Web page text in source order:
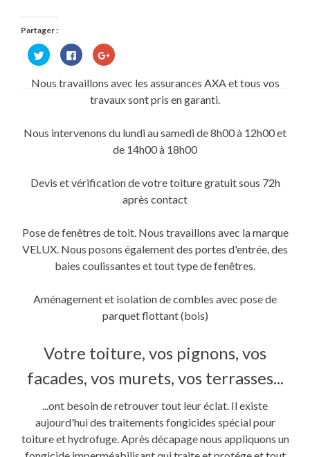
Partager :
Cliquez
pour
partager
Twitter(ouvre
Cliquez
pour
partager
sur
Facebook(ouvre
dans
une
Cliquez
pour
Google+
dans
fenêtre)
Nous travaillons avec les assurances AXA et tous vos
travaux sont pris en garanti.
Nous intervenons du lundi au samedi de 8h00 à 12h00 et
de 14h00 à 18h00
Devis et vérification de votre toiture gratuit sous 72h
après contact
Pose de fenêtres de toit. Nous travaillons avec la marque
VELUX. Nous posons également des portes d'entrée, des
baies coulissantes et tout type de fenêtres.
Aménagement et isolation de combles avec pose de
parquet flottant (bois)
Votre toiture, vos pignons, vos
facades, vos murets, vos terrasses...
...ont besoin de retrouver tout leur éclat. Il existe
aujourd'hui des traitements fongicides spécial pour
toiture et hydrofuge. Après décapage nous appliquons un